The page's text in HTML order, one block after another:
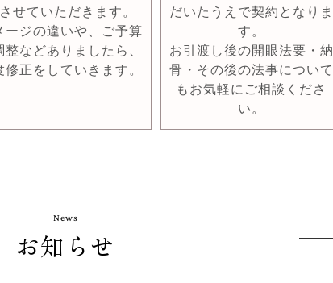
せていただきます。
ージの違いや、ご予算
整などありましたら、
修正をしていきます。
だいたうえで契約となりま
す。
お引渡し後の開眼法要・納
骨・その後の法事について
もお気軽にご相談くださ
い。
News
お知らせ